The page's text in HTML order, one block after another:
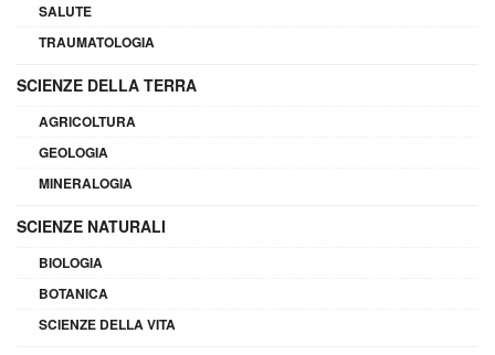
SALUTE
TRAUMATOLOGIA
SCIENZE DELLA TERRA
AGRICOLTURA
GEOLOGIA
MINERALOGIA
SCIENZE NATURALI
BIOLOGIA
BOTANICA
SCIENZE DELLA VITA